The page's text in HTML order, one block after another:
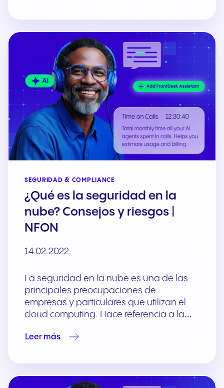
SEGURIDAD & COMPLIANCE
¿Qué es la seguridad en la
nube? Consejos y riesgos |
NFON
14.02.2022
La seguridad en la nube es una de las
principales preocupaciones de
empresas y particulares que utilizan el
cloud computing. Hace referencia a la…
Leer más